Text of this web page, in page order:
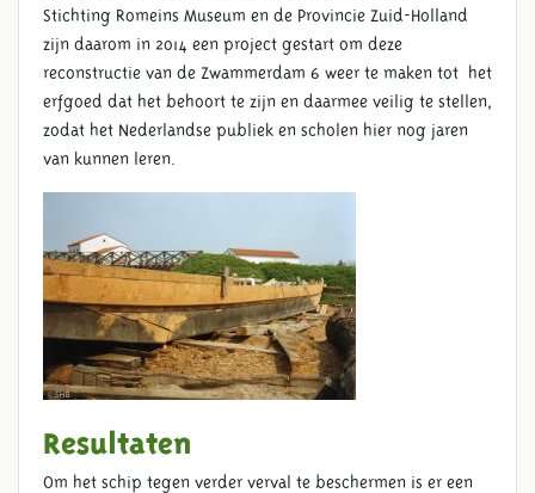
Stichting Romeins Museum en de Provincie Zuid-Holland
zijn daarom in 2014 een project gestart om deze
reconstructie van de Zwammerdam 6 weer te maken tot het
erfgoed dat het behoort te zijn en daarmee veilig te stellen,
zodat het Nederlandse publiek en scholen hier nog jaren
van kunnen leren.
Resultaten
Om het schip tegen verder verval te beschermen is er een